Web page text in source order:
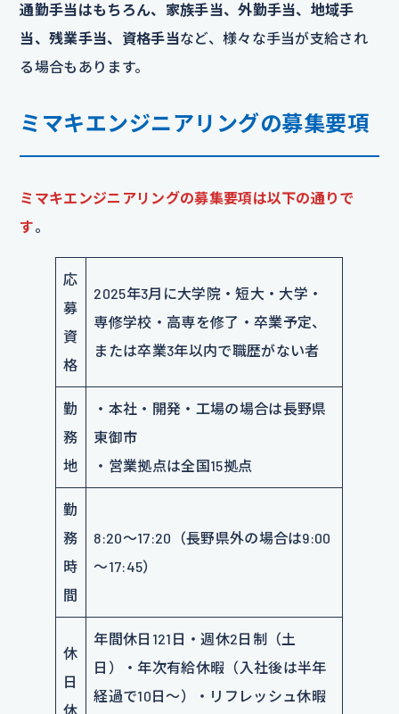
通勤手当はもちろん、家族手当、外勤手当、地域手
当、残業手当、資格手当など、様々な手当が支給され
る場合もあります。
ミマキエンジニアリングの募集要項
ミマキエンジニアリングの募集要項は以下の通りで
す。
応
募
資
格
2025年3月に大学院・短大・大学・
専修学校・高専を修了・卒業予定、
または卒業3年以内で職歴がない者
勤
務
地
・本社・開発・工場の場合は長野県
東御市
・営業拠点は全国15拠点
勤
務
時
間
8:20～17:20（長野県外の場合は9:00
～17:45）
休
日
休
年間休日121日・週休2日制（土
日）・年次有給休暇（入社後は半年
経過で10日～）・リフレッシュ休暇